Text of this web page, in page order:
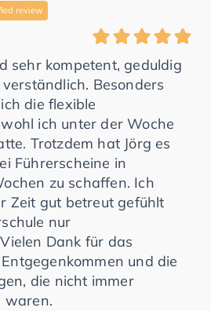
review
sehr kompetent, geduldig
Besonders
die flexible
ich unter der Woche
Trotzdem hat Jörg es
Führerscheine in
zu schaffen. Ich
Zeit gut betreut gefühlt
nur
Dank für das
und die
die nicht immer
waren.